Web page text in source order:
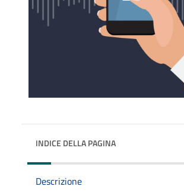
INDICE DELLA PAGINA
Descrizione